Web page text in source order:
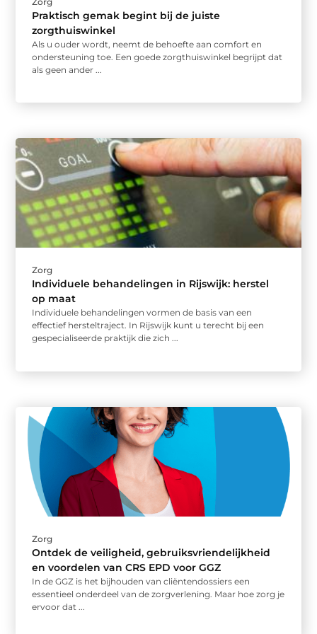
Praktisch gemak begint bij de juiste
zorgthuiswinkel
Als u ouder wordt, neemt de behoefte aan comfort en
ondersteuning toe. Een goede zorgthuiswinkel begrijpt dat
als geen ander ...
Zorg
Individuele behandelingen in Rijswijk: herstel
op maat
Individuele behandelingen vormen de basis van een
effectief hersteltraject. In Rijswijk kunt u terecht bij een
gespecialiseerde praktijk die zich ...
Zorg
Ontdek de veiligheid, gebruiksvriendelijkheid
en voordelen van CRS EPD voor GGZ
In de GGZ is het bijhouden van cliëntendossiers een
essentieel onderdeel van de zorgverlening. Maar hoe zorg je
ervoor dat ...